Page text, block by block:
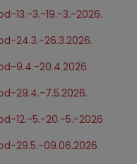
13.-3.-19.-3.-2026.
24.3.-26.3.2026.
9.4.-20.4.2026.
29.4.-7.5.2026.
12.-5.-20.-5.-2026
29.5.-09.06.2026